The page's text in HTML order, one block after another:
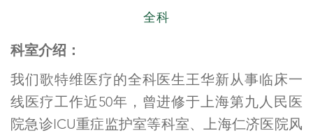
全科
科室介绍：
我们歌特维医疗的全科医生王华新从事临床一
线医疗工作近50年，曾进修于上海第九人民医
院急诊ICU重症监护室等科室、上海仁济医院风